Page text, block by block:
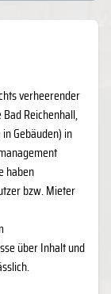
verheerender
Reichenhall,
Gebäuden) in
haben
bzw. Mieter
über Inhalt und